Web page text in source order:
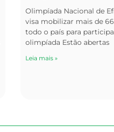
Olimpíada Nacional de
visa mobilizar mais de
todo o país para
olimpíada Estão abertas
Leia mais »